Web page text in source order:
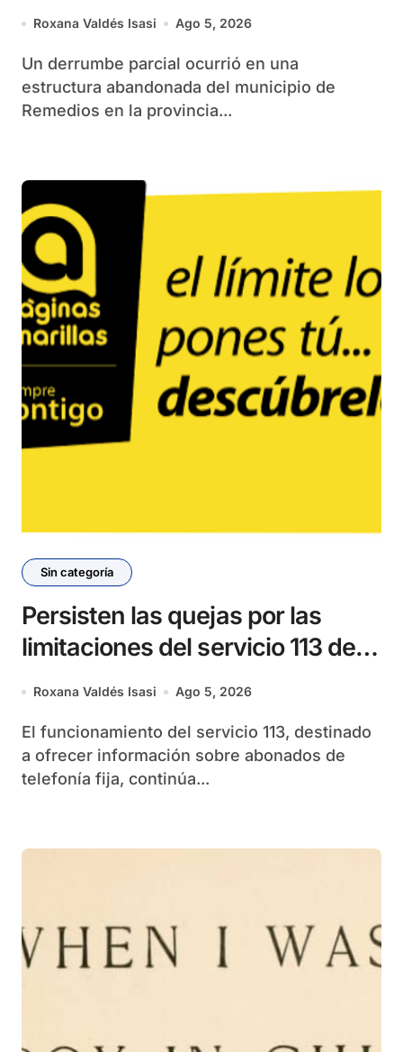
Roxana Valdés Isasi Ago 5, 2026
Un derrumbe parcial ocurrió en una
estructura abandonada del municipio de
Remedios en la provincia...
Sin categoría
Persisten las quejas por las
limitaciones del servicio 113 de
ETECSA
Roxana Valdés Isasi Ago 5, 2026
El funcionamiento del servicio 113, destinado
a ofrecer información sobre abonados de
telefonía fija, continúa...